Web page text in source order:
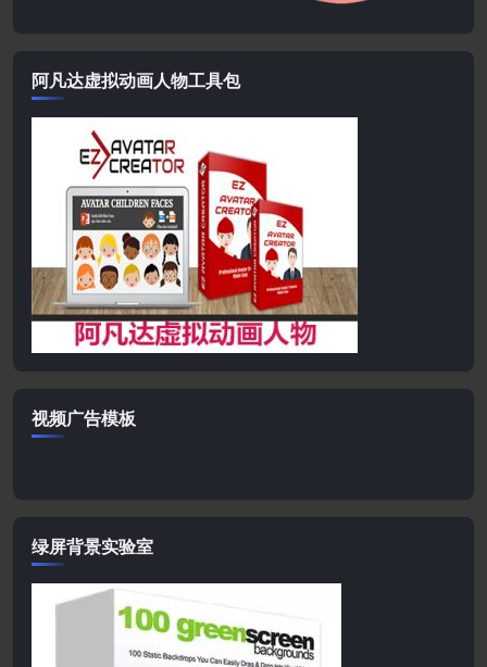
阿凡达虚拟动画人物工具包
视频广告模板
绿屏背景实验室